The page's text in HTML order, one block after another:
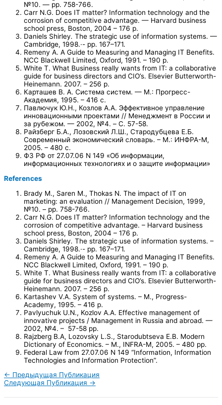
№10. — pp. 758-766.
Carr N.G. Does IT matter? Information technology and the
corrosion of competitive advantage. — Harvard business
school press, Boston, 2004 – 176 p.
Daniels Shirley. The strategic use of information systems. —
Cambridge, 1998.·- pp. 167–171.
Remeny A. A Guide to Measuring and Managing IT Benefits.
NCC Blackwell Limited, Oxford, 1991. – 190 p.
White T. What Business really wants from IT: a collaborative
guide for business directors and CIO’s. Elsevier Butterworth-
Heinemann. 2007. – 256 p.
Карташев В. А. Система систем. — М.: Прогресс-
Академия, 1995. – 416 с.
Павлючук Ю.Н., Козлов А.А. Эффективное управление
инновационными проектами // Менеджмент в России и
за рубежом. — 2002, №4. – C. 57-58.
Райзберг Б.А., Лозовский Л.Ш., Стародубцева Е.Б.
Современный экономический словарь. – М.: ИНФРА-М,
2005. – 480 с.
ФЗ РФ от 27.07.06 N 149 «Об информации,
информационных технологиях и о защите информации»
References
Brady M., Saren M., Thokas N. The impact of IT on
marketing: an evaluation // Management Decision, 1999,
№10. – pp. 758-766.
Carr N.G. Does IT matter? Information technology and the
corrosion of competitive advantage. – Harvard business
school press, Boston, 2004 – 176 p.
Daniels Shirley. The strategic use of information systems. –
Cambridge, 1998.·- pp. 167–171.
Remeny A. A Guide to Measuring and Managing IT Benefits.
NCC Blackwell Limited, Oxford, 1991. – 190 p.
White T. What Business really wants from IT: a collaborative
guide for business directors and CIO’s. Elsevier Butterworth-
Heinemann. 2007. – 256 p.
Kartashev V.A. System of systems. – M., Progress-
Academy, 1995. – 416 p.
Pavlyuchuk U.N., Kozlov A.A. Effective management of
innovative projects / Management in Russia and abroad. —
2002, №4. – 57-58 pp.
Rajzberg B.A, Lozovsky L.S., Starodubtseva E.B. Modern
Dictionary of Economics. – M., INFRA-M, 2005. – 480 pp.
Federal Law from 27.07.06 N 149 “Information, Information
Technologies and Information Protection”.
← Предыдущая Публикация
Следующая Публикация →